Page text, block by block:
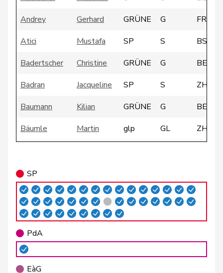
Andrey
Gerhard GRÜNE G
FR
Atici
Mustafa SP S
BS
Badertscher
Christine GRÜNE G
BE
Badran
Jacqueline SP S
ZH
Baumann
Kilian GRÜNE G
BE
Bäumle
Martin glp GL
ZH
Bendahan
Binder-Keller
Marianne Mitte M-E
Birrer-Heimo
Prisca SP
Borloz
Bourgeois
Jacques FDP RL
FR
SP
PdA
EàG